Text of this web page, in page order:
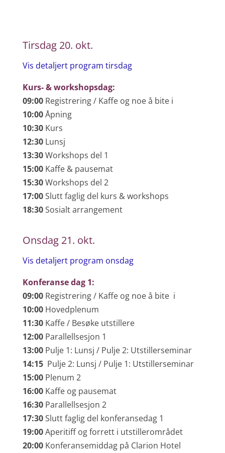
Tirsdag 20. okt.
Vis detaljert program tirsdag
Kurs- & workshopsdag:
09:00Registrering / Kaffe og noe å bite i
10:00Åpning
10:30Kurs
12:30Lunsj
13:30Workshops del 1
15:00Kaffe & pausemat
15:30Workshops del 2
17:00Slutt faglig del kurs & workshops
18:30Sosialt arrangement
Onsdag 21. okt.
Vis detaljert program onsdag
Konferanse dag 1:
09:00Registrering / Kaffe og noe å bite i
10:00Hovedplenum
11:30Kaffe / Besøke utstillere
12:00Parallellsesjon 1
13:00Pulje 1: Lunsj / Pulje 2: Utstillerseminar
14:15Pulje 2: Lunsj / Pulje 1: Utstillerseminar
15:00Plenum 2
16:00Kaffe og pausemat
16:30Parallellsesjon 2
17:30Slutt faglig del konferansedag 1
19:00Aperitiff og forrett i utstillerområdet
20:00Konferansemiddag på Clarion Hotel